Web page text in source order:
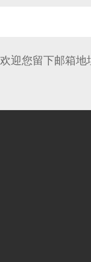
欢迎您留下邮箱